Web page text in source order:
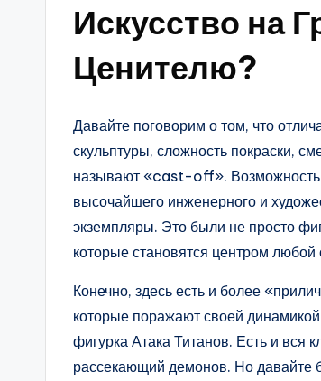
Искусство на
Ценителю?
Давайте поговорим о том, что
скульптуры, сложность покраски,
называют «cast-off». Возможность
высочайшего инженерного и
экземпляры. Это были не просто
которые становятся центром любой
Конечно, здесь есть и более
которые поражают своей
фигурка Атака Титанов. Есть и вся
рассекающий демонов. Но давайте